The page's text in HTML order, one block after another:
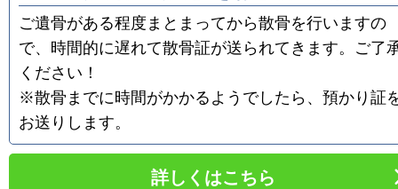
ご遺骨がある程度まとまってから散骨を行いますの
で、時間的に遅れて散骨証が送られてきます。ご了
ください！
※散骨までに時間がかかるようでしたら、預かり証
お送りします。
詳しくはこちら